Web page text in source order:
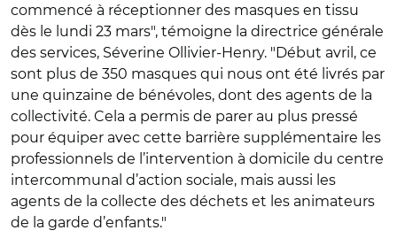
commencé à réceptionner des masques en tissu
dès le lundi 23 mars", témoigne la directrice générale
des services, Séverine Ollivier-Henry. "Début avril, ce
sont plus de 350 masques qui nous ont été livrés par
une quinzaine de bénévoles, dont des agents de la
collectivité. Cela a permis de parer au plus pressé
pour équiper avec cette barrière supplémentaire les
professionnels de l’intervention à domicile du centre
intercommunal d’action sociale, mais aussi les
agents de la collecte des déchets et les animateurs
de la garde d’enfants."